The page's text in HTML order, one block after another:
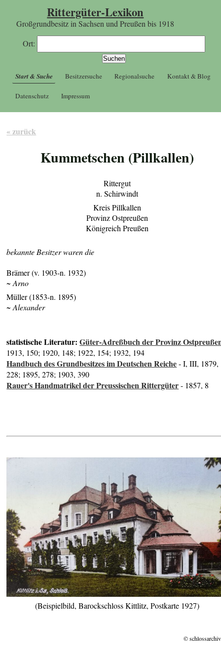
Rittergüter-Lexikon
Großgrundbesitz in Sachsen und Preußen bis 1918
Ort:
Start & Suche Besitzersuche Regionalsuche Kontakt & Blog
Datenschutz Impressum
« zurück
Kummetschen (Pillkallen)
Rittergut
n. Schirwindt
Kreis Pillkallen
Provinz Ostpreußen
Königreich Preußen
bekannte Besitzer waren die
Brämer (v. 1903-n. 1932)
~ Arno
Müller (1853-n. 1895)
~ Alexander
statistische Literatur:Güter-Adreßbuch der Provinz
1913, 150; 1920, 148; 1922, 154; 1932, 194
Handbuch des Grundbesitzes im Deutschen Reiche- I, III, 1879,
228; 1895, 278; 1903, 390
Rauer's Handmatrikel der Preussischen Rittergüter- 1857, 8
(Beispielbild, Barockschloss Kittlitz, Postkarte 1927)
©